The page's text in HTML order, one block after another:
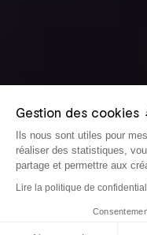
LE 9 JUIN 2026
Gestion des cookies
Ils nous sont utiles pour
réaliser des statistiques,
partage et permettre aux
Lire la politique de